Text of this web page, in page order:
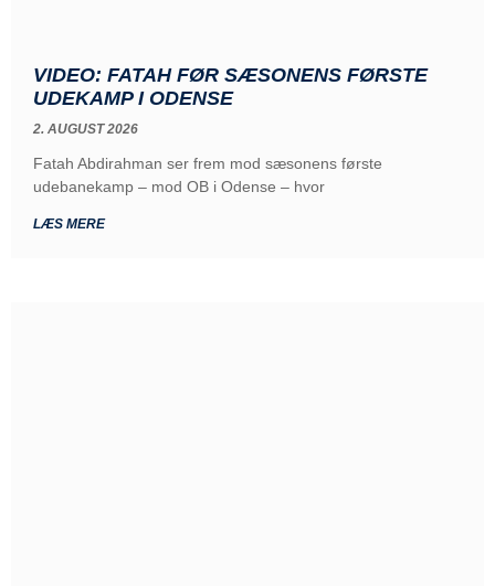
VIDEO: FATAH FØR SÆSONENS FØRSTE
UDEKAMP I ODENSE
2. AUGUST 2026
Fatah Abdirahman ser frem mod sæsonens første
udebanekamp – mod OB i Odense – hvor
LÆS MERE